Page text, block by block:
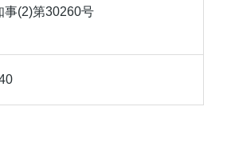
事(2)第30260号